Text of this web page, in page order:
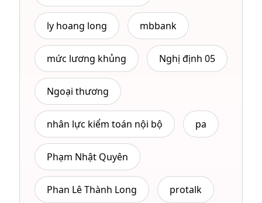
ly hoang long mbbank
mức lương khủng Nghị định 05
Ngoại thương
nhân lực kiểm toán nội bộ pa
Phạm Nhật Quyên
Phan Lê Thành Long protalk